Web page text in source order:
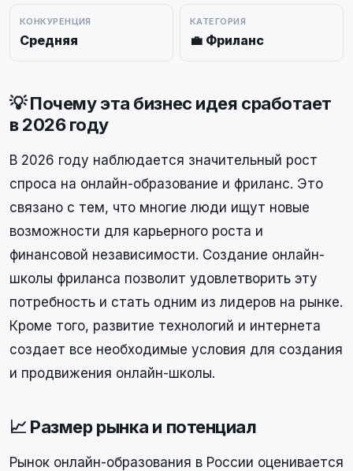
КОНКУРЕНЦИЯ
Средняя
КАТЕГОРИЯ
💼 Фриланс
💡 Почему эта бизнес идея сработает
в 2026 году
В 2026 году наблюдается значительный рост
спроса на онлайн-образование и фриланс. Это
связано с тем, что многие люди ищут новые
возможности для карьерного роста и
финансовой независимости. Создание онлайн-
школы фриланса позволит удовлетворить эту
потребность и стать одним из лидеров на рынке.
Кроме того, развитие технологий и интернета
создает все необходимые условия для создания
и продвижения онлайн-школы.
📈 Размер рынка и потенциал
Рынок онлайн-образования в России оценивается